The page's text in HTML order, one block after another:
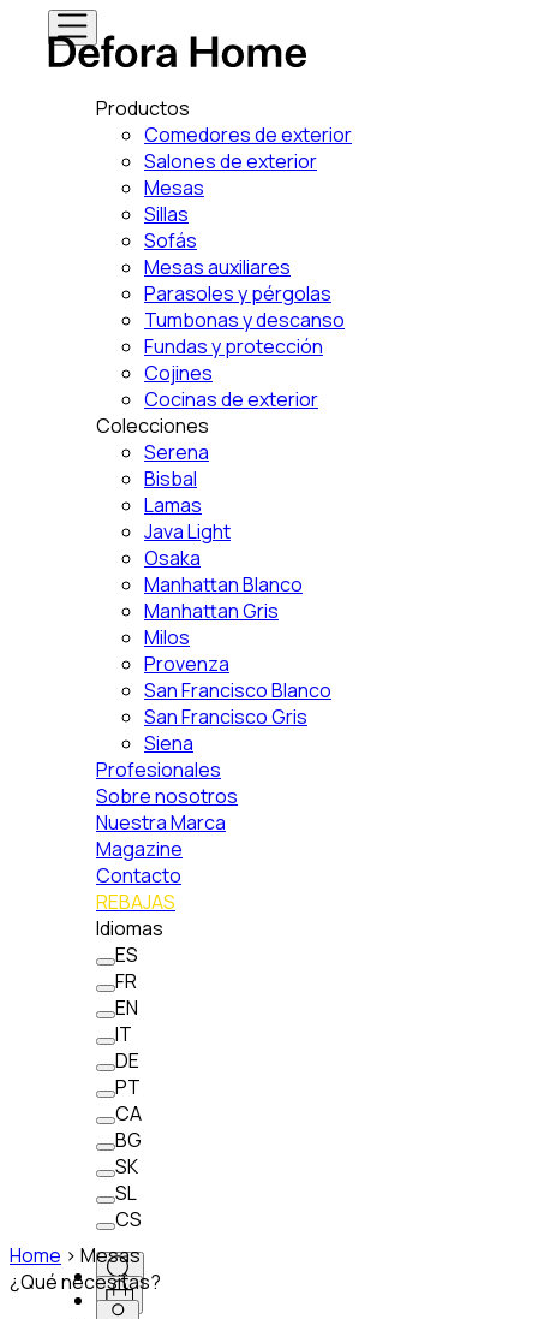
Productos
Comedores de exterior
Salones de exterior
Mesas
Sillas
Sofás
Mesas auxiliares
Parasoles y pérgolas
Tumbonas y descanso
Fundas y protección
Cojines
Cocinas de exterior
Colecciones
Serena
Bisbal
Lamas
Java Light
Osaka
Manhattan Blanco
Manhattan Gris
Milos
Provenza
San Francisco Blanco
San Francisco Gris
Siena
Profesionales
Sobre nosotros
Nuestra Marca
Magazine
Contacto
REBAJAS
Idiomas
ES
FR
EN
IT
DE
PT
CA
BG
SK
SL
CS
Home > Mesas
¿Qué necesitas?